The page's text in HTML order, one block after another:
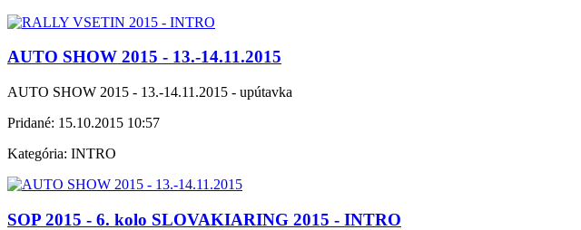
AUTO SHOW 2015 - 13.-14.11.2015
AUTO SHOW 2015 - 13.-14.11.2015 - upútavka
Pridané: 15.10.2015 10:57
Kategória: INTRO
SOP 2015 - 6. kolo SLOVAKIARING 2015 - INTRO